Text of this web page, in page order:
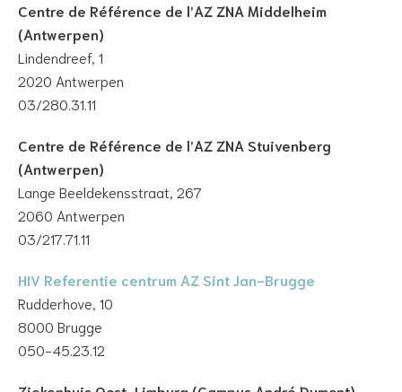
Centre de Référence de l’AZ ZNA Middelheim
(Antwerpen)
Lindendreef, 1
2020 Antwerpen
03/280.31.11
Centre de Référence de l’AZ ZNA Stuivenberg
(Antwerpen)
Lange Beeldekensstraat, 267
2060 Antwerpen
03/217.71.11
HIV Referentie centrum AZ Sint Jan-Brugge
Rudderhove, 10
8000 Brugge
050-45.23.12